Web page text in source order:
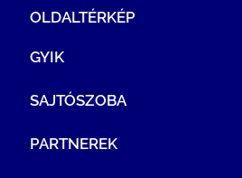
OLDALTÉRKÉP
GYIK
SAJTÓSZOBA
PARTNEREK